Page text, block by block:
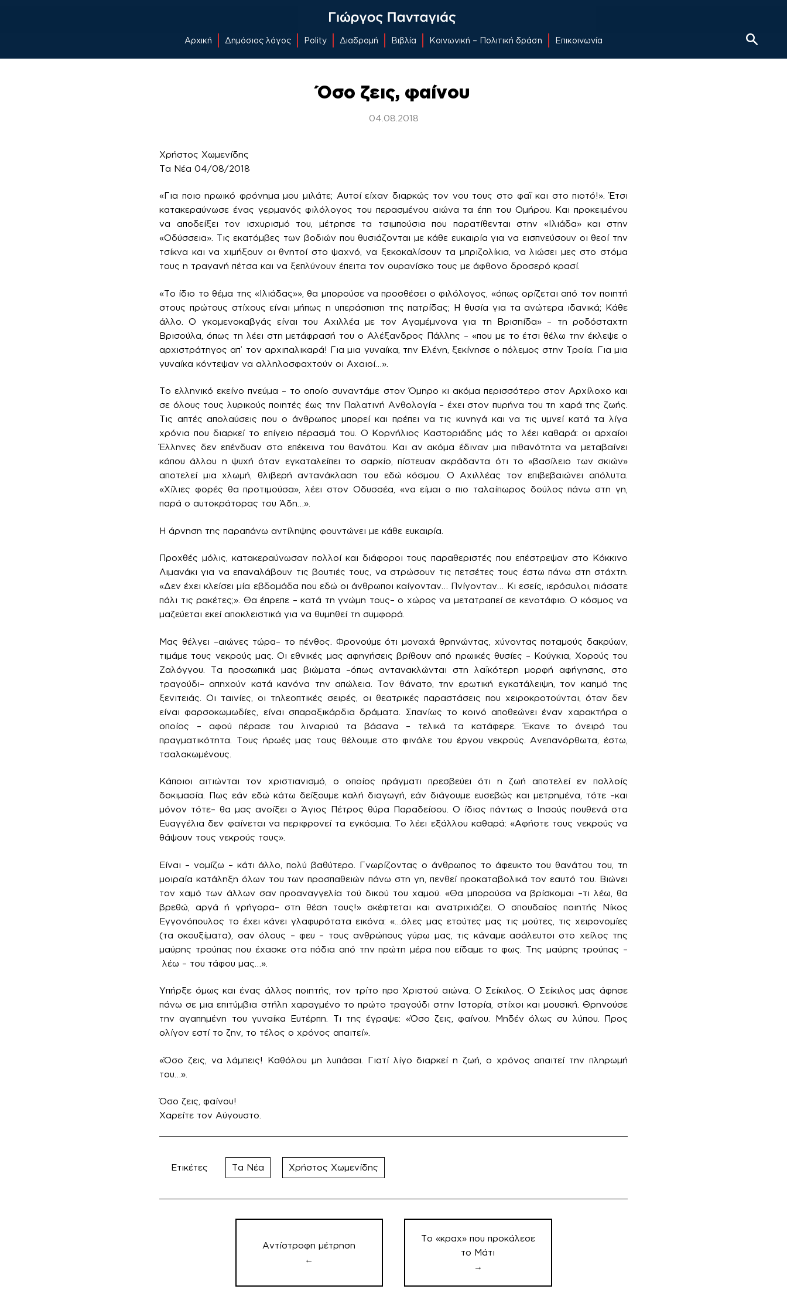
Αρχική Δημόσιος λόγος Polity Διαδρομή Βιβλία Κοινωνική – Πολιτική δράση Επικοινωνία
Όσο ζεις, φαίνου
04.08.2018
Χρήστος Χωμενίδης
Τα Νέα 04/08/2018
«Για ποιο ηρωικό φρόνημα μου μιλάτε; Αυτοί είχαν διαρκώς τον νου τους στο φαΐ και στο πιοτό!». Έτσι
κατακεραύνωσε ένας γερμανός φιλόλογος του περασμένου αιώνα τα έπη του Ομήρου. Και προκειμένου
να αποδείξει τον ισχυρισμό του, μέτρησε τα τσιμπούσια που παρατίθενται στην «Ιλιάδα» και στην
«Οδύσσεια». Τις εκατόμβες των βοδιών που θυσιάζονται με κάθε ευκαιρία για να εισπνεύσουν οι θεοί την
τσίκνα και να χιμήξουν οι θνητοί στο ψαχνό, να ξεκοκαλίσουν τα μπριζολίκια, να λιώσει μες στο στόμα
τους η τραγανή πέτσα και να ξεπλύνουν έπειτα τον ουρανίσκο τους με άφθονο δροσερό κρασί.
«Το ίδιο το θέμα της «Ιλιάδας»», θα μπορούσε να προσθέσει ο φιλόλογος, «όπως ορίζεται από τον ποιητή
στους πρώτους στίχους είναι μήπως η υπεράσπιση της πατρίδας; Η θυσία για τα ανώτερα ιδανικά; Κάθε
άλλο. Ο γκομενοκαβγάς είναι του Αχιλλέα με τον Αγαμέμνονα για τη Βρισηίδα» – τη ροδόσταχτη
Βρισούλα, όπως τη λέει στη μετάφρασή του ο Αλέξανδρος Πάλλης – «που με το έτσι θέλω την έκλεψε ο
αρχιστράτηγος απ’ τον αρχιπαλικαρά! Για μια γυναίκα, την Ελένη, ξεκίνησε ο πόλεμος στην Τροία. Για μια
γυναίκα κόντεψαν να αλληλοσφαχτούν οι Αχαιοί…».
Το ελληνικό εκείνο πνεύμα – το οποίο συναντάμε στον Όμηρο κι ακόμα περισσότερο στον Αρχίλοχο και
σε όλους τους λυρικούς ποιητές έως την Παλατινή Ανθολογία – έχει στον πυρήνα του τη χαρά της ζωής.
Τις απτές απολαύσεις που ο άνθρωπος μπορεί και πρέπει να τις κυνηγά και να τις υμνεί κατά τα λίγα
χρόνια που διαρκεί το επίγειο πέρασμά του. Ο Κορνήλιος Καστοριάδης μάς το λέει καθαρά: οι αρχαίοι
Έλληνες δεν επένδυαν στο επέκεινα του θανάτου. Και αν ακόμα έδιναν μια πιθανότητα να μεταβαίνει
κάπου άλλου η ψυχή όταν εγκαταλείπει το σαρκίο, πίστευαν ακράδαντα ότι το «βασίλειο των σκιών»
αποτελεί μια χλωμή, θλιβερή αντανάκλαση του εδώ κόσμου. Ο Αχιλλέας τον επιβεβαιώνει απόλυτα.
«Χίλιες φορές θα προτιμούσα», λέει στον Οδυσσέα, «να είμαι ο πιο ταλαίπωρος δούλος πάνω στη γη,
παρά ο αυτοκράτορας του Άδη…».
Η άρνηση της παραπάνω αντίληψης φουντώνει με κάθε ευκαιρία.
Προχθές μόλις, κατακεραύνωσαν πολλοί και διάφοροι τους παραθεριστές που επέστρεψαν στο Κόκκινο
Λιμανάκι για να επαναλάβουν τις βουτιές τους, να στρώσουν τις πετσέτες τους έστω πάνω στη στάχτη.
«Δεν έχει κλείσει μία εβδομάδα που εδώ οι άνθρωποι καίγονταν… Πνίγονταν… Κι εσείς, ιερόσυλοι, πιάσατε
πάλι τις ρακέτες;». Θα έπρεπε – κατά τη γνώμη τους– ο χώρος να μετατραπεί σε κενοτάφιο. Ο κόσμος να
μαζεύεται εκεί αποκλειστικά για να θυμηθεί τη συμφορά.
Μας θέλγει –αιώνες τώρα– το πένθος. Φρονούμε ότι μοναχά θρηνώντας, χύνοντας ποταμούς δακρύων,
τιμάμε τους νεκρούς μας. Οι εθνικές μας αφηγήσεις βρίθουν από ηρωικές θυσίες – Κούγκια, Χορούς του
Ζαλόγγου. Τα προσωπικά μας βιώματα –όπως αντανακλώνται στη λαϊκότερη μορφή αφήγησης, στο
τραγούδι– απηχούν κατά κανόνα την απώλεια. Τον θάνατο, την ερωτική εγκατάλειψη, τον καημό της
ξενιτειάς. Οι ταινίες, οι τηλεοπτικές σειρές, οι θεατρικές παραστάσεις που χειροκροτούνται, όταν δεν
είναι φαρσοκωμωδίες, είναι σπαραξικάρδια δράματα. Σπανίως το κοινό αποθεώνει έναν χαρακτήρα ο
οποίος – αφού πέρασε του λιναριού τα βάσανα – τελικά τα κατάφερε. Έκανε το όνειρό του
πραγματικότητα. Τους ήρωές μας τους θέλουμε στο φινάλε του έργου νεκρούς. Ανεπανόρθωτα, έστω,
τσαλακωμένους.
Κάποιοι αιτιώνται τον χριστιανισμό, ο οποίος πράγματι πρεσβεύει ότι η ζωή αποτελεί εν πολλοίς
δοκιμασία. Πως εάν εδώ κάτω δείξουμε καλή διαγωγή, εάν διάγουμε ευσεβώς και μετρημένα, τότε –και
μόνον τότε– θα μας ανοίξει ο Άγιος Πέτρος θύρα Παραδείσου. Ο ίδιος πάντως ο Ιησούς πουθενά στα
Ευαγγέλια δεν φαίνεται να περιφρονεί τα εγκόσμια. Το λέει εξάλλου καθαρά: «Αφήστε τους νεκρούς να
θάψουν τους νεκρούς τους».
Είναι – νομίζω – κάτι άλλο, πολύ βαθύτερο. Γνωρίζοντας ο άνθρωπος το άφευκτο του θανάτου του, τη
μοιραία κατάληξη όλων του των προσπαθειών πάνω στη γη, πενθεί προκαταβολικά τον εαυτό του. Βιώνει
τον χαμό των άλλων σαν προαναγγελία τού δικού του χαμού. «Θα μπορούσα να βρίσκομαι –τι λέω, θα
βρεθώ, αργά ή γρήγορα– στη θέση τους!» σκέφτεται και ανατριχιάζει. Ο σπουδαίος ποιητής Νίκος
Εγγονόπουλος το έχει κάνει γλαφυρότατα εικόνα: «…όλες μας ετούτες μας τις μούτες, τις χειρονομίες
(τα σκουξίματα), σαν όλους – φευ – τους ανθρώπους γύρω μας, τις κάναμε ασάλευτοι στο χείλος της
μαύρης τρούπας που έχασκε στα πόδια από την πρώτη μέρα που είδαμε το φως. Της μαύρης τρούπας –
λέω – του τάφου μας…».
Υπήρξε όμως και ένας άλλος ποιητής, τον τρίτο προ Χριστού αιώνα. Ο Σείκιλος. Ο Σείκιλος μας άφησε
πάνω σε μια επιτύμβια στήλη χαραγμένο το πρώτο τραγούδι στην Ιστορία, στίχοι και μουσική. Θρηνούσε
την αγαπημένη του γυναίκα Ευτέρπη. Τι της έγραψε: «Όσο ζεις, φαίνου. Μηδέν όλως συ λύπου. Προς
ολίγον εστί το ζην, το τέλος ο χρόνος απαιτεί».
«Όσο ζεις, να λάμπεις! Καθόλου μη λυπάσαι. Γιατί λίγο διαρκεί η ζωή, ο χρόνος απαιτεί την πληρωμή
του…».
Όσο ζεις, φαίνου!
Χαρείτε τον Αύγουστο.
Ετικέτες Τα Νέα Χρήστος Χωμενίδης
Πλοήγηση
Αντίστροφη μέτρηση
←
Το «κραχ» που προκάλεσε
το Μάτι
→